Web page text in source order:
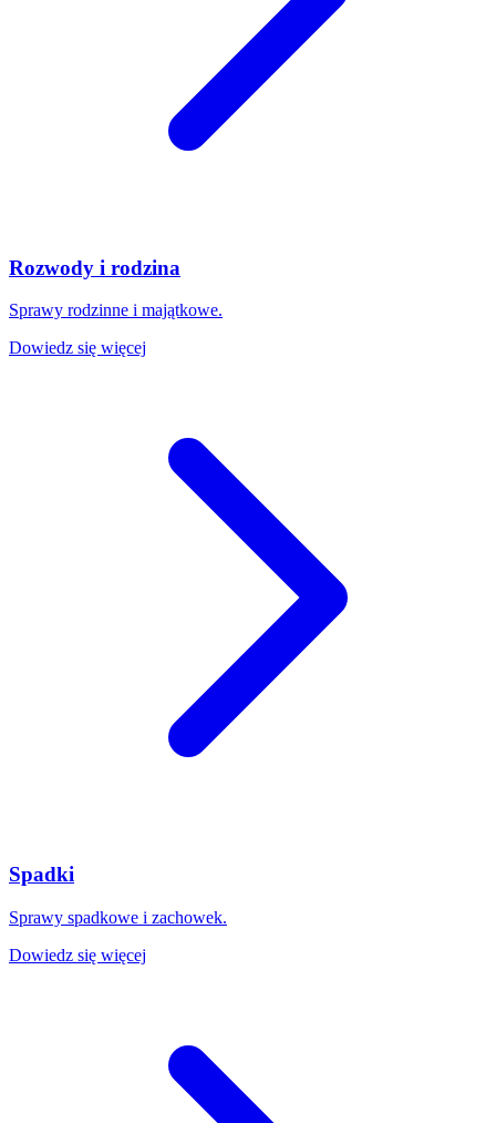
Rozwody i rodzina
Sprawy rodzinne i majątkowe.
Dowiedz się więcej
Spadki
Sprawy spadkowe i zachowek.
Dowiedz się więcej